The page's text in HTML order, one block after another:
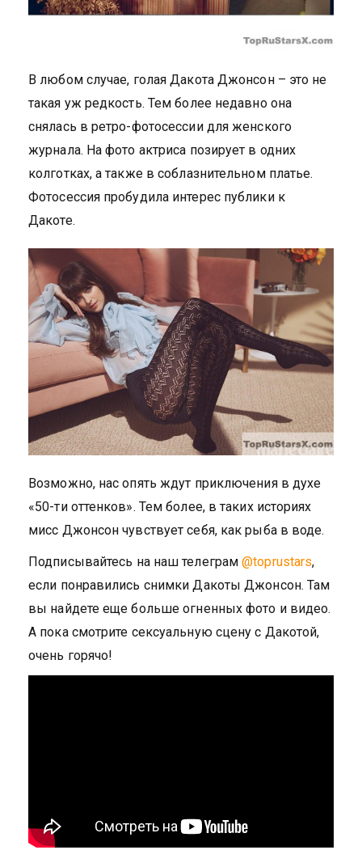
В любом случае, голая Дакота Джонсон – это не
такая уж редкость. Тем более недавно она
снялась в ретро-фотосессии для женского
журнала. На фото актриса позирует в одних
колготках, а также в соблазнительном платье.
Фотосессия пробудила интерес публики к
Дакоте.
Возможно, нас опять ждут приключения в духе
«50-ти оттенков». Тем более, в таких историях
мисс Джонсон чувствует себя, как рыба в воде.
Подписывайтесь на наш телеграм@toprustars,
если понравились снимки Дакоты Джонсон. Там
вы найдете еще больше огненных фото и видео.
А пока смотрите сексуальную сцену с Дакотой,
очень горячо!